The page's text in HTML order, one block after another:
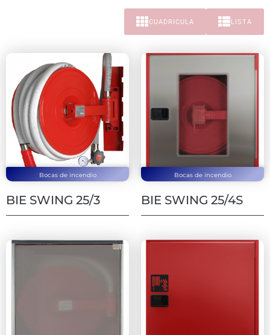
CUADRICULA LISTA
Bocas de incendio
BIE SWING 25/3
Bocas de incendio
BIE SWING 25/4S